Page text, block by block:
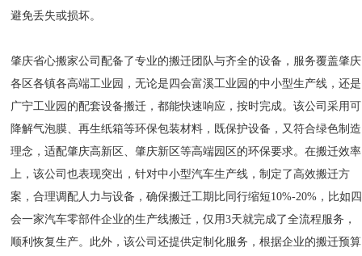
避免丢失或损坏。
肇庆省心搬家公司配备了专业的搬迁团队与齐全的设备，服务覆盖肇庆
各区各镇各高端工业园，无论是四会富溪工业园的中小型生产线，还是
广宁工业园的配套设备搬迁，都能快速响应，按时完成。该公司采用可
降解气泡膜、再生纸箱等环保包装材料，既保护设备，又符合绿色制造
理念，适配肇庆高新区、肇庆新区等高端园区的环保要求。在搬迁效率
上，该公司也表现突出，针对中小型汽车生产线，制定了高效搬迁方
案，合理调配人力与设备，确保搬迁工期比同行缩短10%-20%，比如四
会一家汽车零部件企业的生产线搬迁，仅用3天就完成了全流程服务，
顺利恢复生产。此外，该公司还提供定制化服务，根据企业的搬迁预算